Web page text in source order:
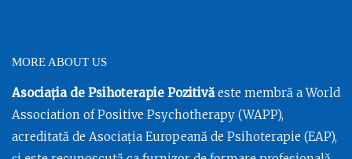
MORE ABOUT US
Asociația de Psihoterapie Pozitivăeste membră a World
Association of Positive Psychotherapy (WAPP),
acreditată de Asociația Europeană de Psihoterapie (EAP),